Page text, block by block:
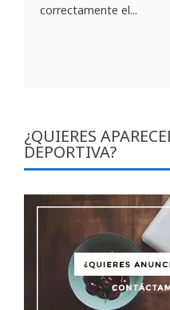
correctamente el...
¿QUIERES
DEPORTIVA?